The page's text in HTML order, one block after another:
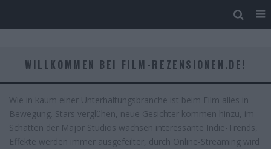
WILLKOMMEN BEI FILM-REZENSIONEN.DE!
Wie in kaum einer Unterhaltungsbranche ist beim Film alles in
Bewegung. Stars verglühen, neue Gesichter kommen hinzu, im
Schatten der Major Studios wachsen interessante Indie-Trends,
Effekte werden immer ausgefeilter, durch Online-Streaming wird